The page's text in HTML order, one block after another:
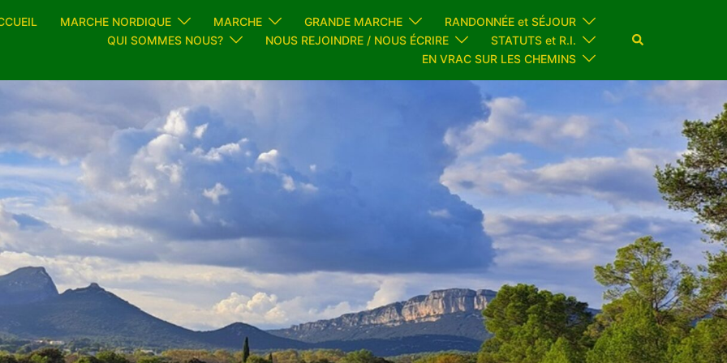
MARCHE NORDIQUE MARCHE GRANDE MARCHE
RANDONNÉE et SÉJOUR
QUI SOMMES NOUS?
NOUS REJOINDRE / NOUS ÉCRIRE
STATUTS et R.I.
EN VRAC SUR LES CHEMINS
Rechercher